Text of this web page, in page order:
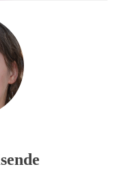
Red Dot:
2026 / NOMOS
94 von 100